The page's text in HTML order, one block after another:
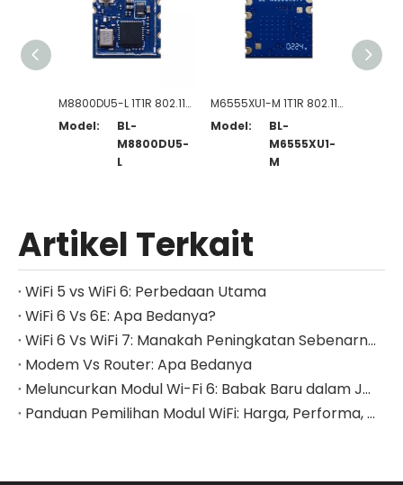
M8800DU5-L 1T1R 802.11b/g/n/ax WiFi 6 + Modul Sesuai BT5.2
Model:
BL-
M8800DU5-
L
M6555XU1-M 1T1R 802.11a/b/g/n/ac/ax WiFi 6 + Modul Sesuai BT5.2
Model:
BL-
M6555XU1-
M
Artikel Terkait
WiFi 5 vs WiFi 6: Perbedaan Utama
WiFi 6 Vs 6E: Apa Bedanya?
WiFi 6 Vs WiFi 7: Manakah Peningkatan Sebenarnya untuk Jaringan Rumah Anda?
Modem Vs Router: Apa Bedanya
Meluncurkan Modul Wi-Fi 6: Babak Baru dalam Jaringan Berkecepatan Tinggi dan Efisien
Panduan Pemilihan Modul WiFi: Harga, Performa, dan Solusi